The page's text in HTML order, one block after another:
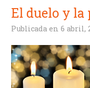
Todos
Adolescentes
Comunicación
Educación
Bullying
Infancia
Familia en
El duelo y la
Publicada en6 abril,